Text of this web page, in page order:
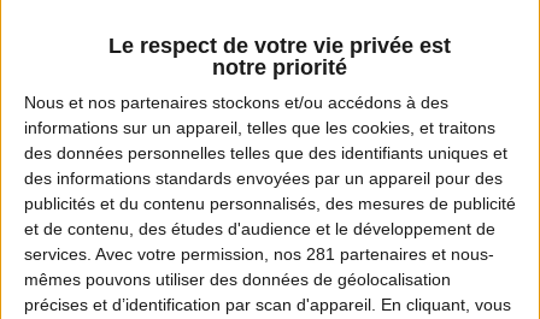
Le respect de votre vie privée est
notre priorité
Nous et nos partenaires stockons et/ou accédons à des
informations sur un appareil, telles que les cookies, et traitons
des données personnelles telles que des identifiants uniques et
des informations standards envoyées par un appareil pour des
publicités et du contenu personnalisés, des mesures de publicité
et de contenu, des études d'audience et le développement de
services. Avec votre permission, nos 281 partenaires et nous-
mêmes pouvons utiliser des données de géolocalisation
précises et d’identification par scan d'appareil. En cliquant, vous